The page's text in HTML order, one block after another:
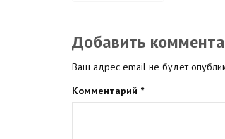
Добавить
Ваш адрес email не будет
Комментарий *